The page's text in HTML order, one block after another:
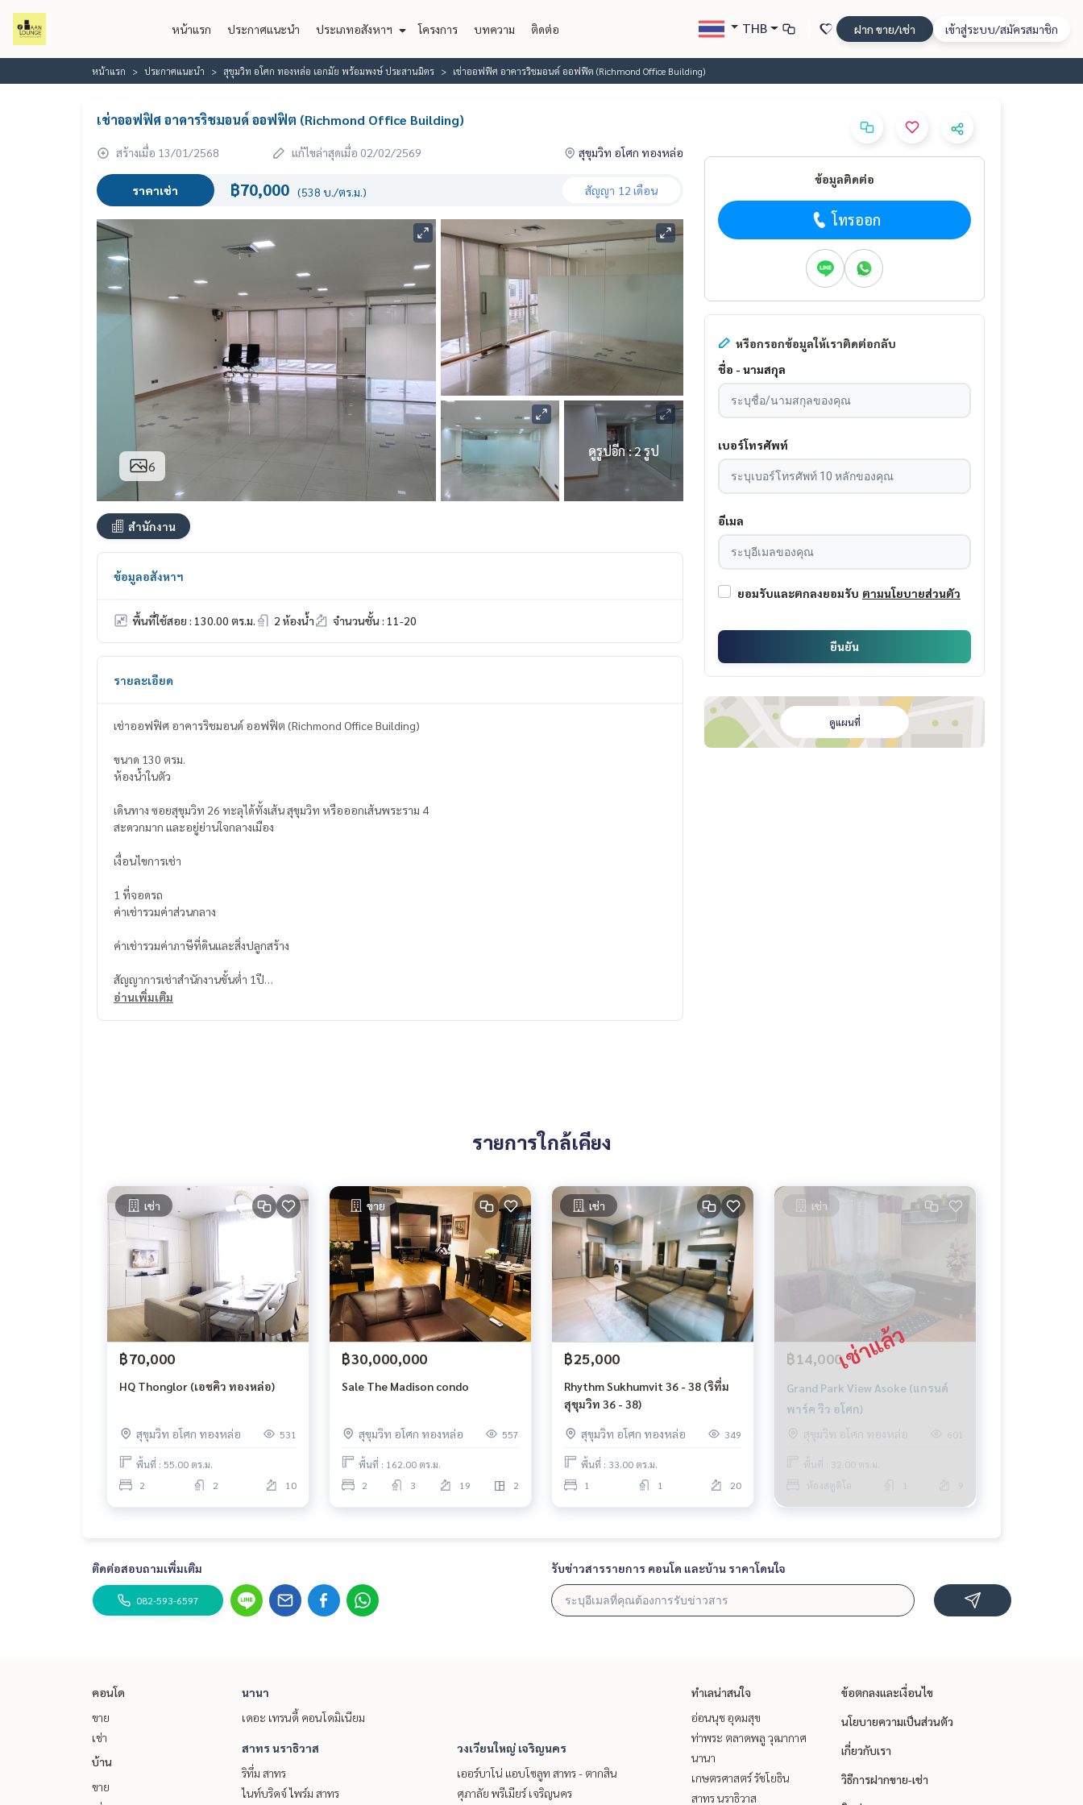
หน้าแรก ประกาศแนะนำ ประเภทอสังหาฯ โครงการ บทความ ติดต่อ THB ฝาก ขาย/เช่า เข้าสู่ระบบ/สมัครสมาชิก
หน้าแรก ประกาศแนะนำ สุขุมวิท อโศก ทองหล่อ เอกมัย พร้อมพงษ์ ประสานมิตร เช่าออฟฟิศ อาคารริชมอนด์ ออฟฟิต (Richmond Office Building)
เช่าออฟฟิศ อาคารริชมอนด์ ออฟฟิต (Richmond Office Building)
สร้างเมื่อ 13/01/2568 แก้ไขล่าสุดเมื่อ 02/02/2569 สุขุมวิท อโศก ทองหล่อ
ราคาเช่า ฿70,000 (538 บ./ตร.ม.) สัญญา 12 เดือน
6
ดูรูปอีก : 2 รูป
สำนักงาน
ข้อมูลอสังหาฯ
พื้นที่ใช้สอย : 130.00 ตร.ม. 2 ห้องน้ำ จำนวนชั้น : 11-20
รายละเอียด
เช่าออฟฟิศ อาคารริชมอนด์ ออฟฟิต (Richmond Office Building)
ขนาด 130 ตรม.
ห้องน้ำในตัว
เดินทาง ซอยสุขุมวิท 26 ทะลุได้ทั้งเส้น สุขุมวิท หรือออกเส้นพระราม 4
สะดวกมาก และอยู่ย่านใจกลางเมือง
เงื่อนไขการเช่า
1 ที่จอดรถ
ค่าเช่ารวมค่าส่วนกลาง
ค่าเช่ารวมค่าภาษีที่ดินและสิ่งปลูกสร้าง
สัญญาการเช่าสำนักงานขั้นต่ำ 1ปี
K Village
BTS พร้อมพงษ์ 1 กม.
BTS ทองหล่อ 1.8 กม.
ห้างเอ็มโพรเรียม เอ็มควอเทียร์
โรงแรมฮิลตัล สุขุมวิท
MRT ศูนย์ประชุมแห่งชาติสิริกิติ์ 2 กม.
อ่านเพิ่มเติม
ข้อมูลติดต่อ
โทรออก
หรือกรอกข้อมูลให้เราติดต่อกลับ
ชื่อ - นามสกุล
เบอร์โทรศัพท์
อีเมล
ยอมรับและตกลงยอมรับ ตามนโยบายส่วนตัว
ยืนยัน
ดูแผนที่
รายการใกล้เคียง
เช่า
฿70,000
HQ Thonglor (เอชคิว ทองหล่อ)
สุขุมวิท อโศก ทองหล่อ 531
พื้นที่ : 55.00 ตร.ม.
2
2 10
ขาย
฿30,000,000
Sale The Madison condo
สุขุมวิท อโศก ทองหล่อ 557
พื้นที่ : 162.00 ตร.ม.
2
3 19 2
เช่า
฿25,000
Rhythm Sukhumvit 36 - 38 (ริทึ่ม
สุขุมวิท 36 - 38)
สุขุมวิท อโศก ทองหล่อ 349
พื้นที่ : 33.00 ตร.ม.
1
1 20
เช่า
฿14,000
Grand Park View Asoke (แกรนด์
พาร์ค วิว อโศก)
สุขุมวิท อโศก ทองหล่อ
601
พื้นที่ : 32.00 ตร.ม.
ห้องสตูดิโอ
9
ติดต่อสอบถามเพิ่มเติม
082-593-6597
รับข่าวสารรายการ คอนโด และบ้าน ราคาโดนใจ
คอนโด
ขาย
เช่า
บ้าน
ขาย
นานา
เดอะ เทรนดี้ คอนโดมิเนียม
สาทร นราธิวาส
ริทึ่ม สาทร
ไนท์บริดจ์ ไพร์ม สาทร
วงเวียนใหญ่ เจริญนคร
เออร์บาโน่ แอบโซลูท สาทร - ตากสิน
ศุภาลัย พรีเมียร์ เจริญนคร
ทำเลน่าสนใจ
อ่อนนุช อุดมสุข
ท่าพระ ตลาดพลู วุฒากาศ
นานา
เกษตรศาสตร์ รัชโยธิน
สาทร นราธิวาส
ข้อตกลงและเงื่อนไข
นโยบายความเป็นส่วนตัว
เกี่ยวกับเรา
วิธีการฝากขาย-เช่า